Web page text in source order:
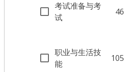
考试准备与考
试
46
职业与生活技
能
105